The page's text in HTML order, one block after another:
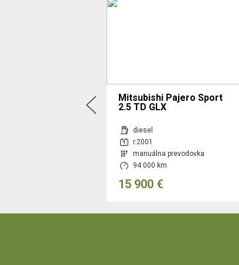
Mitsubishi Pajero Sport
2.5 TD GLX
diesel
r.2001
manuálna prevodovka
94 000 km
15 900 €